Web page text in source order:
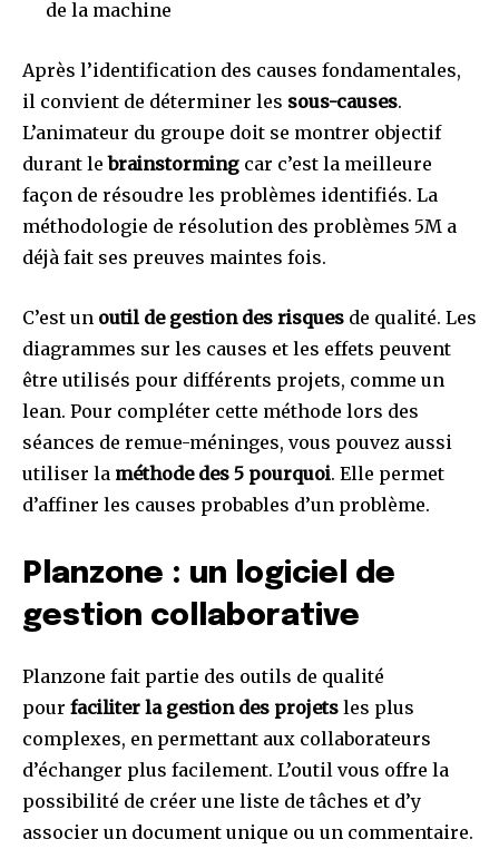
de la machine
Après l’identification des causes fondamentales,
il convient de déterminer les sous-causes.
L’animateur du groupe doit se montrer objectif
durant lebrainstorming car c’est la meilleure
façon de résoudre les problèmes identifiés. La
méthodologie de résolution des problèmes 5M a
déjà fait ses preuves maintes fois.
C’est un outil de gestion des risques de qualité. Les
diagrammes sur les causes et les effets peuvent
être utilisés pour différents projets, comme un
lean. Pour compléter cette méthode lors des
séances de remue-méninges, vous pouvez aussi
utiliser la méthode des 5 pourquoi. Elle permet
d’affiner les causes probables d’un problème.
Planzone : un logiciel de
gestion collaborative
Planzone fait partie des outils de qualité
pour faciliter la gestion des projets les plus
complexes, en permettant aux collaborateurs
d’échanger plus facilement. L’outil vous offre la
possibilité de créer une liste de tâches et d’y
associer un document unique ou un commentaire.